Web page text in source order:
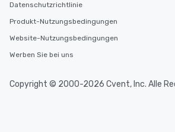
Datenschutzrichtlinie
Produkt-Nutzungsbedingungen
Website-Nutzungsbedingungen
Werben Sie bei uns
Copyright © 2000-2026 Cvent, Inc. Alle